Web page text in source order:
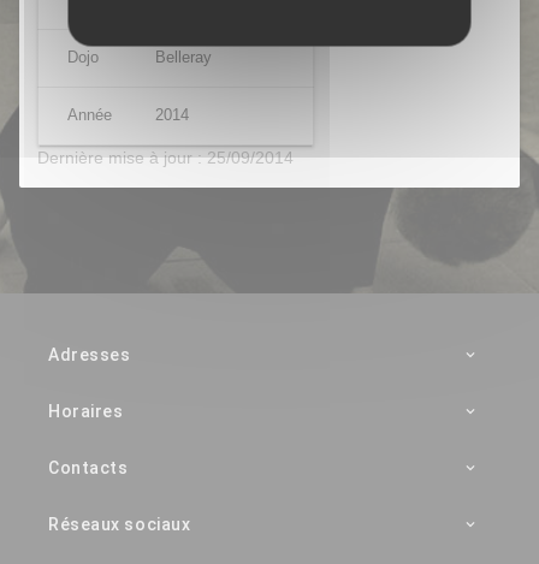
Dojo Belleray
Année 2014
Dernière mise à jour : 25/09/2014
Adresses
Horaires
Contacts
Réseaux sociaux